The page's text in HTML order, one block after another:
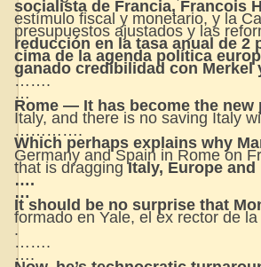
socialista de Francia, Francois
estímulo fiscal y monetario, y la
presupuestos ajustados y las
reducción en la tasa anual de
cima de la agenda política
ganado credibilidad con Merkel
…….
…
Rome — It has become the
Italy, and there is no saving Italy
………….
Which perhaps explains why
Germany and Spain in Rome on
that is draggingItaly, Europe
….
…
It should be no surprise that
formado en Yale, el ex rector de
.
…….
….